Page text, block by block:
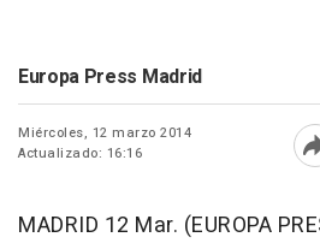
Europa Press Madrid
Miércoles, 12 marzo 2014
Actualizado: 16:16
MADRID 12 Mar. (EUROPA